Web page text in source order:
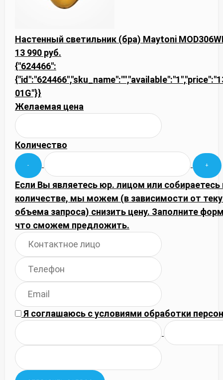
Настенный светильник (бра) Maytoni
13 990 руб.
{"624466":
01G"}}
Желаемая цена
Количество
Если Вы являетесь юр. лицом или
количестве, мы можем (в зависимости от
объема запроса) снизить цену. Заполните
что сможем предложить.
Я соглашаюсь сусловиями обработки